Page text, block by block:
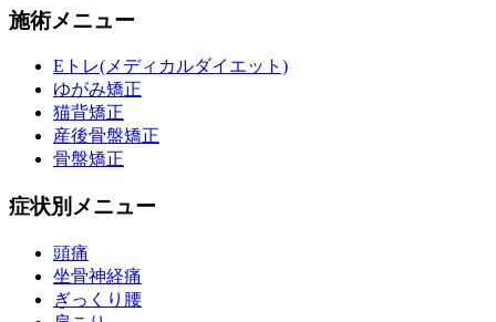
施術メニュー
Eトレ(メディカルダイエット)
ゆがみ矯正
猫背矯正
産後骨盤矯正
骨盤矯正
症状別メニュー
頭痛
坐骨神経痛
ぎっくり腰